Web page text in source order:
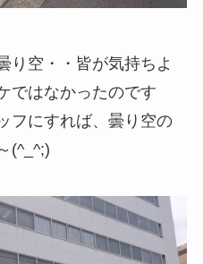
り空・・皆が気持ちよ
ではなかったのです
フにすれば、曇り空の
(^_^;)